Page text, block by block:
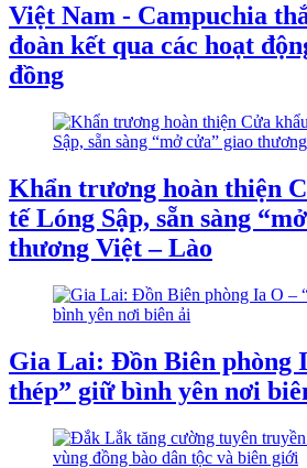
Việt Nam - Campuchia
đoàn kết qua các hoạt
đồng
Khẩn trương hoàn thiện
tế Lóng Sập, sẵn sàng
thương Việt – Lào
Gia Lai: Đồn Biên phòng
thép” giữ bình yên nơi